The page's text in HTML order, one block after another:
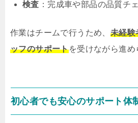
検査 ：完成車や部品の品質チ
作業はチームで行うため、 未経験
ッフのサポートを受けながら進め
初心者でも安心のサポート体